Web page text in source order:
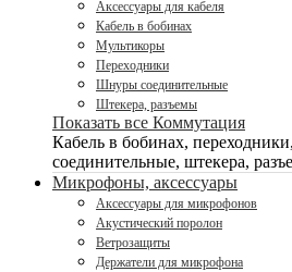
Аксессуары для кабеля
Кабель в бобинах
Мультикоры
Переходники
Шнуры соединительные
Штекера, разъемы
Показать все Коммутация
Кабель в бобинах,
соединительные, штекера,
Микрофоны, аксессуары
Аксессуары для микрофонов
Акустический поролон
Ветрозащиты
Держатели для микрофона